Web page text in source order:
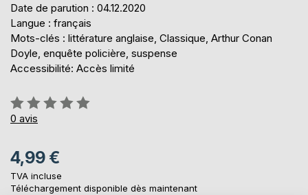
Date de parution : 04.12.2020
Langue : français
Mots-clés : littérature anglaise, Classique, Arthur Conan
Doyle, enquête policière, suspense
Accessibilité: Accès limité
Évaluation:
0%
0 avis
4,99 €
TVA incluse
Téléchargement disponible dès maintenant